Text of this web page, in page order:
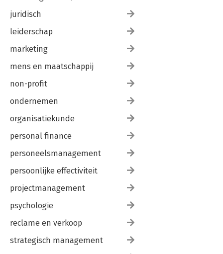
juridisch
leiderschap
marketing
mens en maatschappij
non-profit
ondernemen
organisatiekunde
personal finance
personeelsmanagement
persoonlijke effectiviteit
projectmanagement
psychologie
reclame en verkoop
strategisch management